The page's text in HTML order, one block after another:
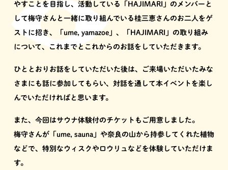
やすことを目指し、活動している「HAJIMARI」のメンバーと
して梅守さんと一緒に取り組んでいる桂三恵さんのお二人をゲ
ストに招き、「ume, yamazoe」、「HAJIMARI」の取り組み
について、これまでとこれからのお話をしていただきます。
ひととおりお話をしていただいた後は、ご来場いただいたみな
さまにも話に参加してもらい、対話を通して本イベントを楽し
んでいただければと思います。
また、今回はサウナ体験付のチケットもご用意しました。
梅守さんが「ume, sauna」や奈良の山から持参してくれた植物
などで、特別なウィスクやロウリュなどを体験していただけま
す。